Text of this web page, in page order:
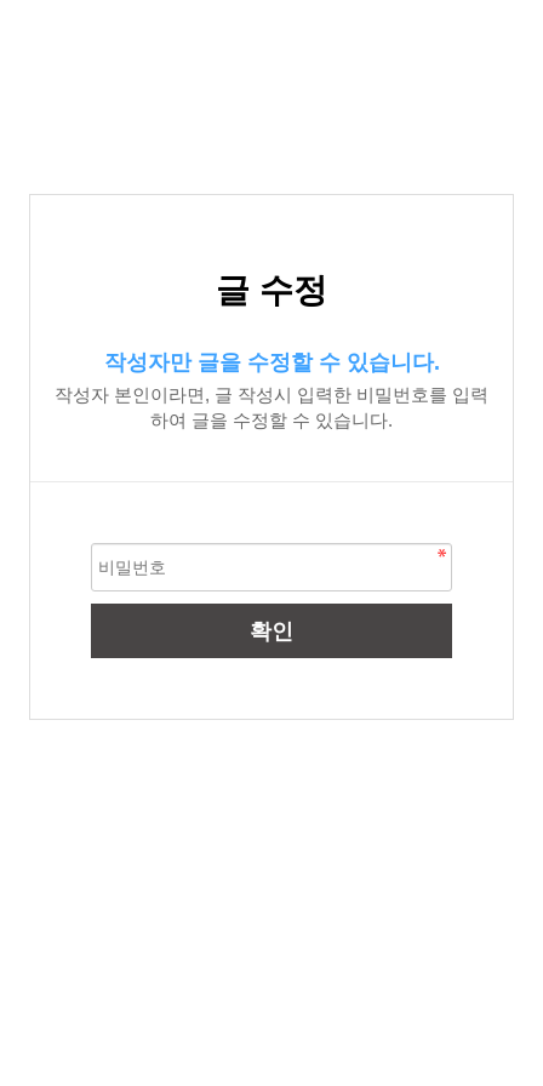
글 수정
작성자만 글을 수정할 수 있습니다.
작성자 본인이라면, 글 작성시 입력한 비밀번호를 입력
하여 글을 수정할 수 있습니다.